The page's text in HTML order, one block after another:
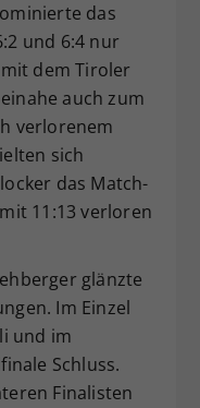
das
und 6:4 nur
dem Tiroler
auch zum
verlorenem
sich
das Match-
11:13 verloren
glänzte
Im Einzel
und im
Schluss.
Finalisten